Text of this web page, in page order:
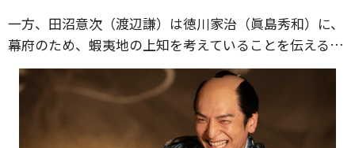
一方、田沼意次（渡辺謙）は徳川家治（眞島秀和）に、
幕府のため、蝦夷地の上知を考えていることを伝える…